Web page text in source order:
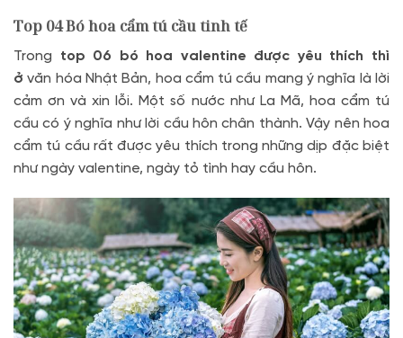
Top 04Bó hoa cẩm tú cầu tinh tế
Trong top 06 bó hoa valentine được yêu thích thì
ở văn hóa Nhật Bản, hoa cẩm tú cầu mang ý nghĩa là lời
cảm ơn và xin lỗi. Một số nước như La Mã, hoa cẩm tú
cầu có ý nghĩa như lời cầu hôn chân thành. Vậy nên hoa
cẩm tú cầu rất được yêu thích trong những dịp đặc biệt
như ngày valentine, ngày tỏ tình hay cầu hôn.